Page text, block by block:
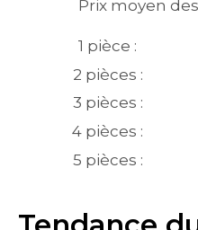
Prix moyen
1 pièce :
2 pièces :
3 pièces :
4 pièces :
5 pièces :